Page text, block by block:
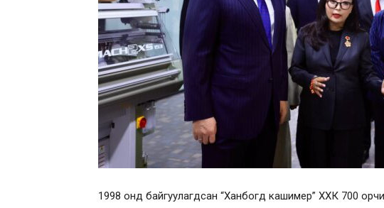
1998 онд байгуулагдсан “Ханбогд кашимер” ХХК 700